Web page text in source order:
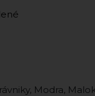
Modra,